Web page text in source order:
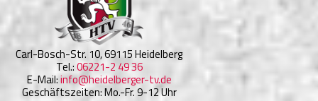
Carl-Bosch-Str. 10, 69115 Heidelberg
Tel.:06221-2 49 36
E-Mail:info@heidelberger-tv.de
Geschäftszeiten: Mo.-Fr. 9-12 Uhr